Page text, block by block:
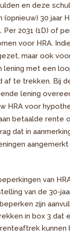
en deze
30 jaar
Per 2031 (1D) of
voor HRA.
maar ook
met een
te trekken. Bij
lening
HRA voor
betaalde rente
dat in
van
van de 30-
zijn
in box 3 dat